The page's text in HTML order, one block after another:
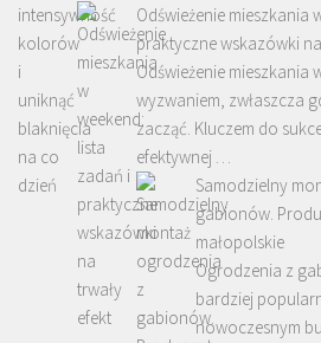
Odświeżenie mieszkania
praktyczne wskazówki
Odświeżenie mieszkania
wyzwaniem, zwłaszcza
zacząć. Kluczem do
efektywnej …
Samodzielny
gabionów.
małopolskie
Ogrodzenia z
bardziej
nowoczesnym